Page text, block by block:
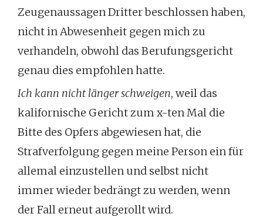
Zeugenaussagen Dritter beschlossen haben,
nicht in Abwesenheit gegen mich zu
verhandeln, obwohl das Berufungsgericht
genau dies empfohlen hatte.
Ich kann nicht länger schweigen, weil das
kalifornische Gericht zum x-ten Mal die
Bitte des Opfers abgewiesen hat, die
Strafverfolgung gegen meine Person ein für
allemal einzustellen und selbst nicht
immer wieder bedrängt zu werden, wenn
der Fall erneut aufgerollt wird.